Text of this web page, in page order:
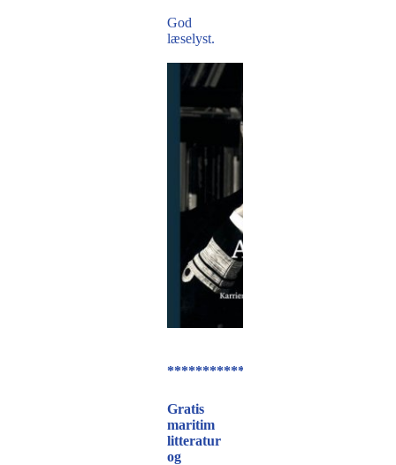
God
læselyst.
Gratis
maritim
litteratur
og